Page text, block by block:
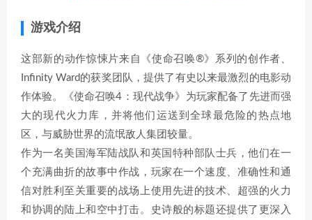
游戏介绍
这部新的动作惊悚片来自《使命召唤®》系列的创作者、
Infinity Ward的获奖团队，提供了有史以来最激烈的电影动
作体验。《使命召唤4：现代战争》为玩家配备了先进而强
大的现代火力库，并将他们运送到全球最危险的热点地
区，与威胁世界的流氓敌人集团较量。
作为一名美国海军陆战队和英国特种部队士兵，他们在一
个充满曲折的故事中作战，玩家在一个速度、准确性和通
信对胜利至关重要的战场上使用先进的技术、超强的火力
和协调的陆上和空中打击。史诗般的标题还提供了更深入